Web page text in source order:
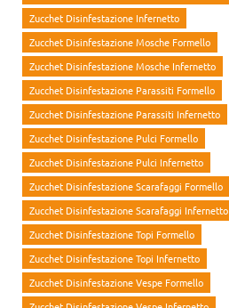
Zucchet Disinfestazione Infernetto
Zucchet Disinfestazione Mosche Formello
Zucchet Disinfestazione Mosche Infernetto
Zucchet Disinfestazione Parassiti Formello
Zucchet Disinfestazione Parassiti Infernetto
Zucchet Disinfestazione Pulci Formello
Zucchet Disinfestazione Pulci Infernetto
Zucchet Disinfestazione Scarafaggi Formello
Zucchet Disinfestazione Scarafaggi Infernetto
Zucchet Disinfestazione Topi Formello
Zucchet Disinfestazione Topi Infernetto
Zucchet Disinfestazione Vespe Formello